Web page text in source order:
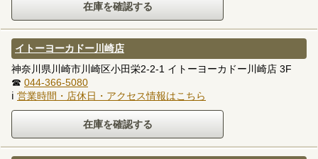
イトーヨーカドー川崎店
神奈川県川崎市川崎区小田栄2-2-1 イトーヨーカドー川崎店 3F
☎ 044-366-5080
ℹ 営業時間・店休日・アクセス情報はこちら